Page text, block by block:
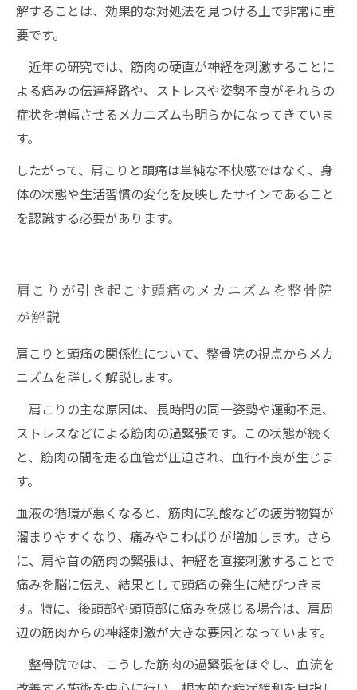
解することは、効果的な対処法を見つける上で非常に重
要です。
近年の研究では、筋肉の硬直が神経を刺激することに
よる痛みの伝達経路や、ストレスや姿勢不良がそれらの
症状を増幅させるメカニズムも明らかになってきていま
す。
したがって、肩こりと頭痛は単純な不快感ではなく、身
体の状態や生活習慣の変化を反映したサインであること
を認識する必要があります。
肩こりが引き起こす頭痛のメカニズムを整骨院
が解説
肩こりと頭痛の関係性について、整骨院の視点からメカ
ニズムを詳しく解説します。
肩こりの主な原因は、長時間の同一姿勢や運動不足、
ストレスなどによる筋肉の過緊張です。この状態が続く
と、筋肉の間を走る血管が圧迫され、血行不良が生じま
す。
血液の循環が悪くなると、筋肉に乳酸などの疲労物質が
溜まりやすくなり、痛みやこわばりが増加します。さら
に、肩や首の筋肉の緊張は、神経を直接刺激することで
痛みを脳に伝え、結果として頭痛の発生に結びつきま
す。特に、後頭部や頭頂部に痛みを感じる場合は、肩周
辺の筋肉からの神経刺激が大きな要因となっています。
整骨院では、こうした筋肉の過緊張をほぐし、血流を